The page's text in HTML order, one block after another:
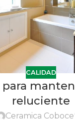
CALIDAD
para
reluciente
Ceramica Coboce